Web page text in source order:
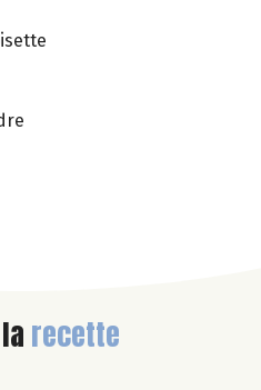
recette